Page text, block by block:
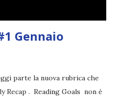
Gennaio
parte la nuova rubrica che
Recap . Reading Goals non è